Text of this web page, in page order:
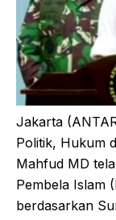
Jakarta
Politik, Hukum
Mahfud MD
Pembela Islam
berdasarkan